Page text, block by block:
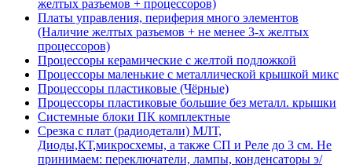
желтых разъемов + процессоров)
Платы управления, периферия много элементов
(Наличие желтых разъемов + не менее 3-х желтых
процессоров)
Процессоры керамические с желтой подложкой
Процессоры маленькие с металлической крышкой микс
Процессоры пластиковые (Чёрные)
Процессоры пластиковые большие без металл. крышки
Системные блоки ПК комплектные
Срезка с плат (радиодетали) МЛТ,
Диоды,КТ,микросхемы, а также СП и Реле до 3 см. Не
принимаем: переключатели, лампы, конденсаторы э/